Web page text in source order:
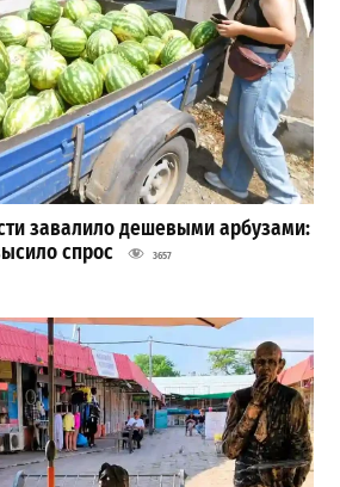
завалило дешевыми арбузами:
спрос
3657